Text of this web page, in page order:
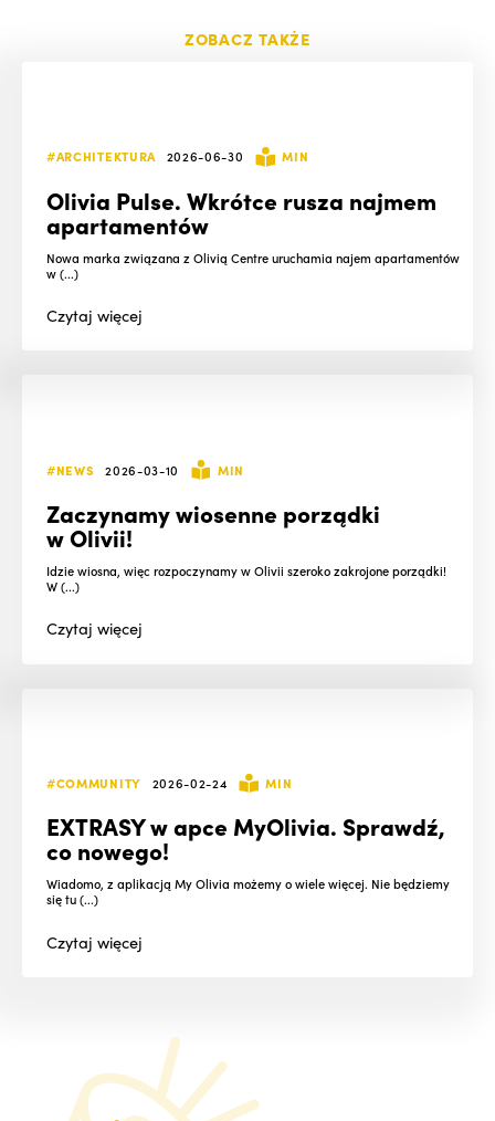
ZOBACZ TAKŻE
#ARCHITEKTURA 2026-06-30 MIN
Olivia Pulse. Wkrótce rusza najmem
apartamentów
Nowa marka związana z Olivią Centre uruchamia najem apartamentów
w (...)
Czytajwięcej
#NEWS 2026-03-10 MIN
Zaczynamy wiosenne porządki
w Olivii!
Idzie wiosna, więc rozpoczynamy w Olivii szeroko zakrojone porządki!
W (...)
Czytajwięcej
#COMMUNITY 2026-02-24 MIN
EXTRASY w apce MyOlivia. Sprawdź,
co nowego!
Wiadomo, z aplikacją My Olivia możemy o wiele więcej. Nie będziemy
się tu (...)
Czytajwięcej